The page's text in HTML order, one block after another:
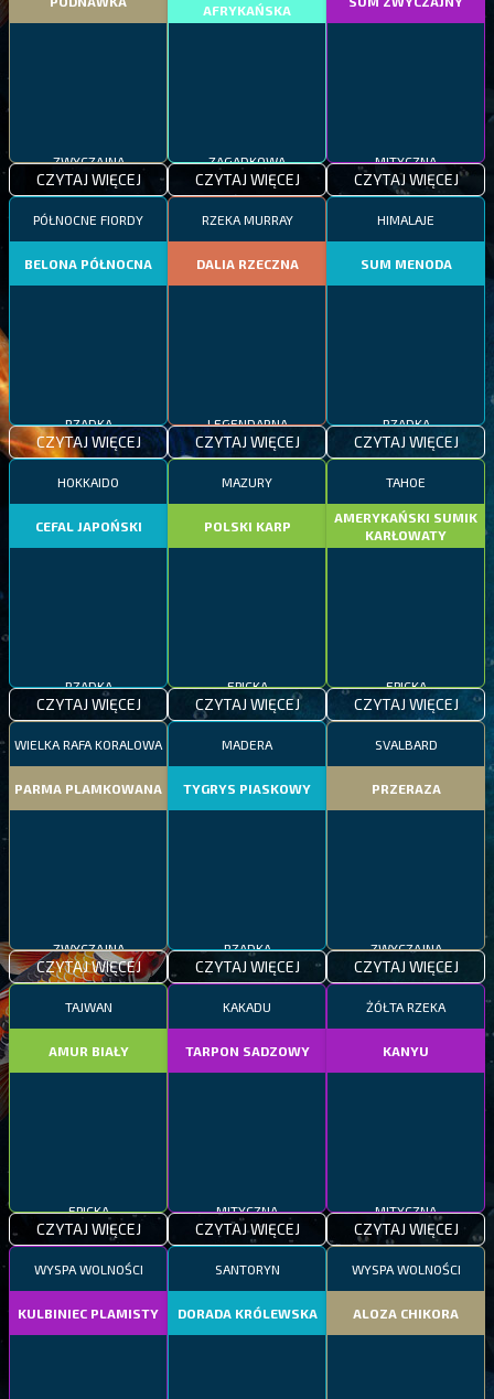
ZWYCZAJNA
CZYTAJ WIĘCEJ
AFRYKAŃSKA
ZAGADKOWA
CZYTAJ WIĘCEJ
MITYCZNA
CZYTAJ WIĘCEJ
PÓŁNOCNE FIORDY
BELONA PÓŁNOCNA
RZADKA
CZYTAJ WIĘCEJ
RZEKA MURRAY
DALIA RZECZNA
LEGENDARNA
CZYTAJ WIĘCEJ
HIMALAJE
SUM MENODA
RZADKA
CZYTAJ WIĘCEJ
HOKKAIDO
CEFAL JAPOŃSKI
RZADKA
CZYTAJ WIĘCEJ
MAZURY
POLSKI KARP
EPICKA
CZYTAJ WIĘCEJ
TAHOE
AMERYKAŃSKI SUMIK
KARŁOWATY
EPICKA
CZYTAJ WIĘCEJ
WIELKA RAFA KORALOWA
PARMA PLAMKOWANA
ZWYCZAJNA
CZYTAJ WIĘCEJ
MADERA
TYGRYS PIASKOWY
RZADKA
CZYTAJ WIĘCEJ
SVALBARD
PRZERAZA
ZWYCZAJNA
CZYTAJ WIĘCEJ
TAJWAN
AMUR BIAŁY
EPICKA
CZYTAJ WIĘCEJ
KAKADU
TARPON SADZOWY
MITYCZNA
CZYTAJ WIĘCEJ
ŻÓŁTA RZEKA
KANYU
MITYCZNA
CZYTAJ WIĘCEJ
WYSPA WOLNOŚCI
KULBINIEC PLAMISTY
SANTORYN
DORADA KRÓLEWSKA
WYSPA WOLNOŚCI
ALOZA CHIKORA